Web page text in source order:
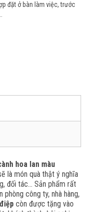
đặt ở bàn làm việc, trước
hoa lan màu
là món quà thật ý nghĩa
đối tác... Sản phẩm rất
công ty, nhà hàng,
còn được tặng vào